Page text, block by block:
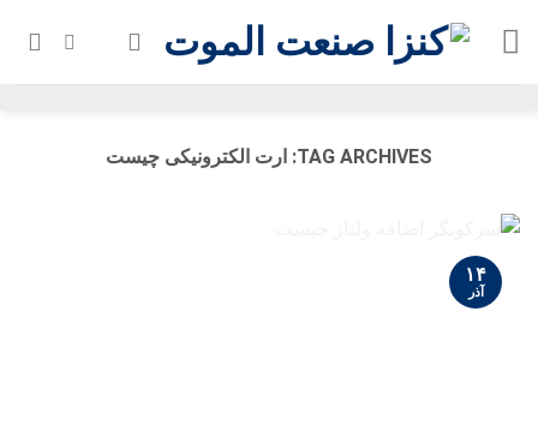
TAG ARCHIVES: ارت الکترونیکی چیست
۱۴
آذر